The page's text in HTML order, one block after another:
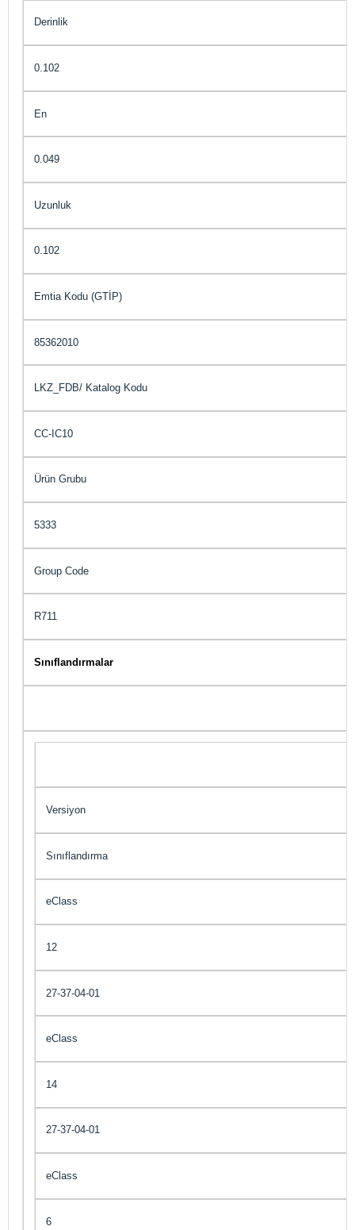
Derinlik
0.102
En
0.049
Uzunluk
0.102
Emtia Kodu (GTİP)
85362010
LKZ_FDB/ Katalog Kodu
CC-IC10
Ürün Grubu
5333
Group Code
R711
Sınıflandırmalar
Versiyon
Sınıflandırma
eClass
12
27-37-04-01
eClass
14
27-37-04-01
eClass
6